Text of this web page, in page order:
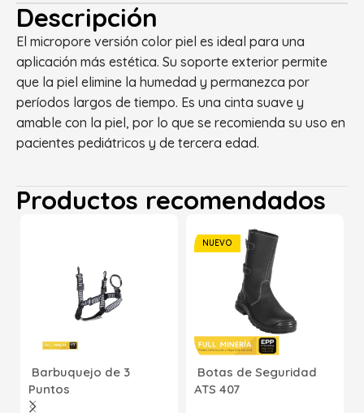
Descripción
El micropore versión color piel es ideal para una
aplicación más estética. Su soporte exterior permite
que la piel elimine la humedad y permanezca por
períodos largos de tiempo. Es una cinta suave y
amable con la piel, por lo que se recomienda su uso en
pacientes pediátricos y de tercera edad.
Productos recomendados
Barbuquejo de 3
Puntos
NUEVO
Botas de Seguridad
ATS 407